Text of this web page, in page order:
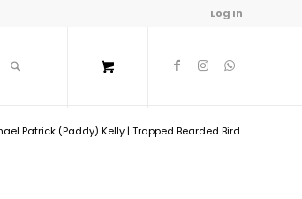
Log In
Patrick (Paddy) Kelly | Trapped Bearded Bird